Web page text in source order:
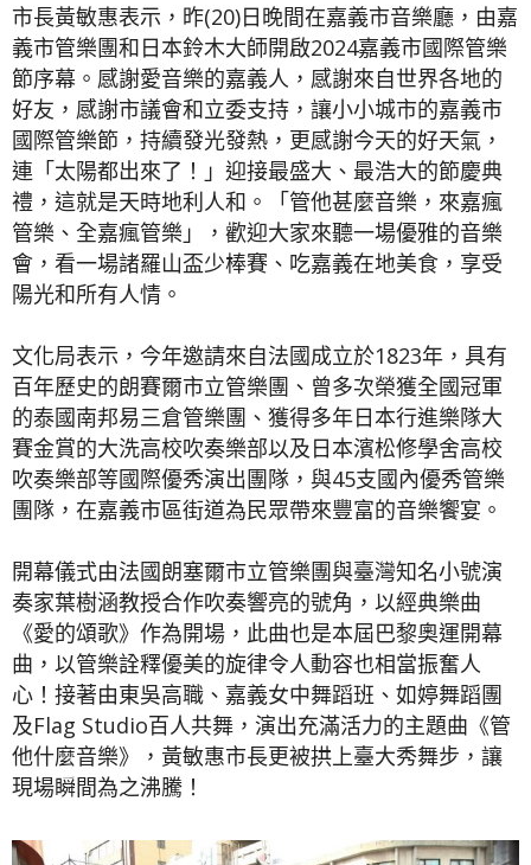
市長黃敏惠表示，昨(20)日晚間在嘉義市音樂廳，由嘉
義市管樂團和日本鈴木大師開啟2024嘉義市國際管樂
節序幕。感謝愛音樂的嘉義人，感謝來自世界各地的
好友，感謝市議會和立委支持，讓小小城市的嘉義市
國際管樂節，持續發光發熱，更感謝今天的好天氣，
連「太陽都出來了！」迎接最盛大、最浩大的節慶典
禮，這就是天時地利人和。「管他甚麼音樂，來嘉瘋
管樂、全嘉瘋管樂」，歡迎大家來聽一場優雅的音樂
會，看一場諸羅山盃少棒賽、吃嘉義在地美食，享受
陽光和所有人情。
文化局表示，今年邀請來自法國成立於1823年，具有
百年歷史的朗賽爾市立管樂團、曾多次榮獲全國冠軍
的泰國南邦易三倉管樂團、獲得多年日本行進樂隊大
賽金賞的大洗高校吹奏樂部以及日本濱松修學舍高校
吹奏樂部等國際優秀演出團隊，與45支國內優秀管樂
團隊，在嘉義市區街道為民眾帶來豐富的音樂饗宴。
開幕儀式由法國朗塞爾市立管樂團與臺灣知名小號演
奏家葉樹涵教授合作吹奏響亮的號角，以經典樂曲
《愛的頌歌》作為開場，此曲也是本屆巴黎奧運開幕
曲，以管樂詮釋優美的旋律令人動容也相當振奮人
心！接著由東吳高職、嘉義女中舞蹈班、如婷舞蹈團
及Flag Studio百人共舞，演出充滿活力的主題曲《管
他什麼音樂》，黃敏惠市長更被拱上臺大秀舞步，讓
現場瞬間為之沸騰！